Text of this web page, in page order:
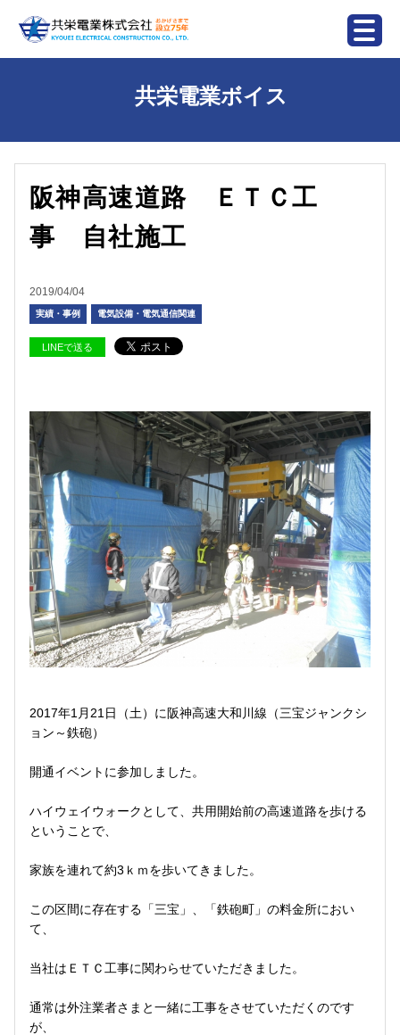
共栄電業ボイス
阪神高速道路 ＥＴＣ工
事 自社施工
2019/04/04
実績・事例 電気設備・電気通信関連
LINEで送る
2017年1月21日（土）に阪神高速大和川線（三宝ジャンクシ
ョン～鉄砲）
開通イベントに参加しました。
ハイウェイウォークとして、共用開始前の高速道路を歩ける
ということで、
家族を連れて約3ｋｍを歩いてきました。
この区間に存在する「三宝」、「鉄砲町」の料金所におい
て、
当社はＥＴＣ工事に関わらせていただきました。
通常は外注業者さまと一緒に工事をさせていただくのです
が、